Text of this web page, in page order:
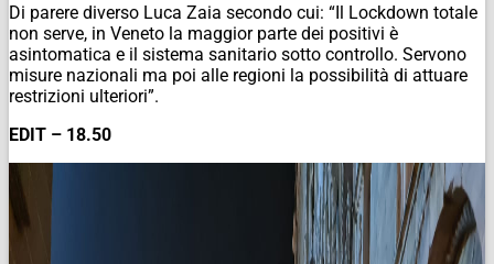
Di parere diverso Luca Zaia secondo cui: “Il Lockdown totale
non serve, in Veneto la maggior parte dei positivi è
asintomatica e il sistema sanitario sotto controllo. Servono
misure nazionali ma poi alle regioni la possibilità di attuare
restrizioni ulteriori”.
EDIT – 18.50